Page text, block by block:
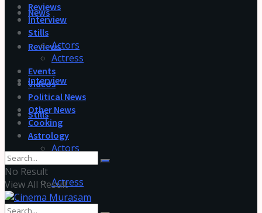
News
Reviews
Interview
Stills
Actors
Actress
Reviews
Interview
Stills
Actors
Actress
Events
Videos
Political News
Other News
Cooking
Astrology
No Result
View All Result